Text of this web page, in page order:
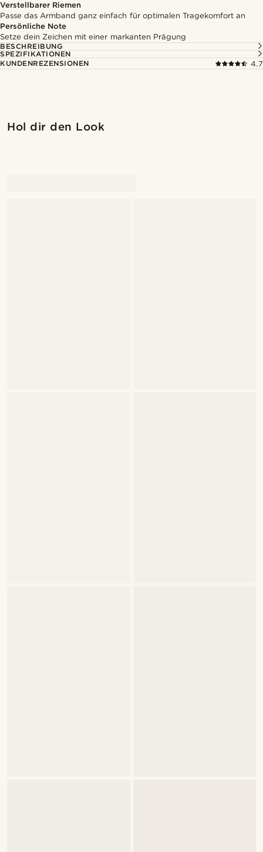
Verstellbarer Riemen
Passe das Armband ganz einfach für optimalen Tragekomfort an
Persönliche Note
Setze dein Zeichen mit einer markanten Prägung
BESCHREIBUNG
SPEZIFIKATIONEN
KUNDENREZENSIONEN
4.7
Hol dir den Look